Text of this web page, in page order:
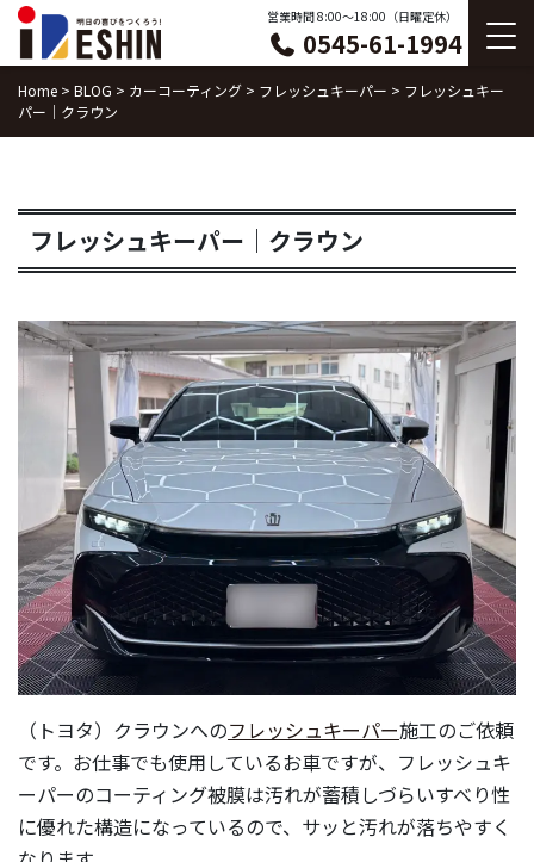
Skip
content
営業時間 8:00〜18:00（日曜定休）
0545-61-1994
Home > BLOG > カーコーティング > フレッシュキーパー > フレッシュキー
パー｜クラウン
フレッシュキーパー｜クラウン
（トヨタ）クラウンへのフレッシュキーパー施工のご依頼
です。お仕事でも使用しているお車ですが、フレッシュキ
ーパーのコーティング被膜は汚れが蓄積しづらいすべり性
に優れた構造になっているので、サッと汚れが落ちやすく